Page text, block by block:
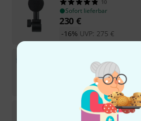
10
Sofort lieferbar
230 €
UVP: 275 €
-16%
Sofort lieferbar
Nexadyne 2